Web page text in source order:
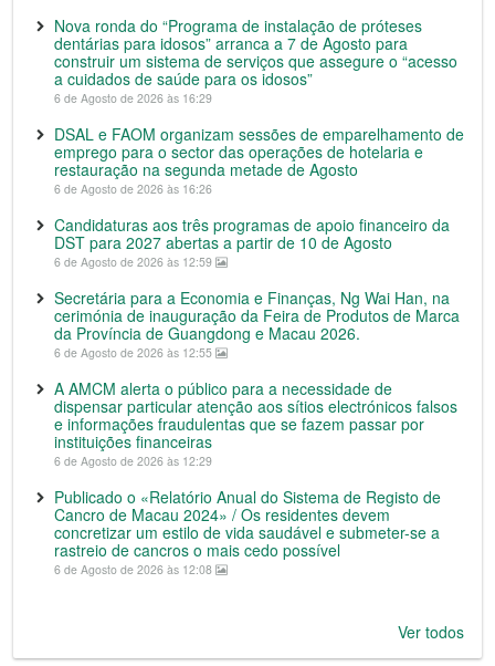
Nova ronda do “Programa de instalação de próteses
dentárias para idosos” arranca a 7 de Agosto para
construir um sistema de serviços que assegure o “acesso
a cuidados de saúde para os idosos”
6 de Agosto de 2026 às 16:29
DSAL e FAOM organizam sessões de emparelhamento de
emprego para o sector das operações de hotelaria e
restauração na segunda metade de Agosto
6 de Agosto de 2026 às 16:26
Candidaturas aos três programas de apoio financeiro da
DST para 2027 abertas a partir de 10 de Agosto
6 de Agosto de 2026 às 12:59
Secretária para a Economia e Finanças, Ng Wai Han, na
cerimónia de inauguração da Feira de Produtos de Marca
da Província de Guangdong e Macau 2026.
6 de Agosto de 2026 às 12:55
A AMCM alerta o público para a necessidade de
dispensar particular atenção aos sítios electrónicos falsos
e informações fraudulentas que se fazem passar por
instituições financeiras
6 de Agosto de 2026 às 12:29
Publicado o «Relatório Anual do Sistema de Registo de
Cancro de Macau 2024» / Os residentes devem
concretizar um estilo de vida saudável e submeter-se a
rastreio de cancros o mais cedo possível
6 de Agosto de 2026 às 12:08
Ver todos